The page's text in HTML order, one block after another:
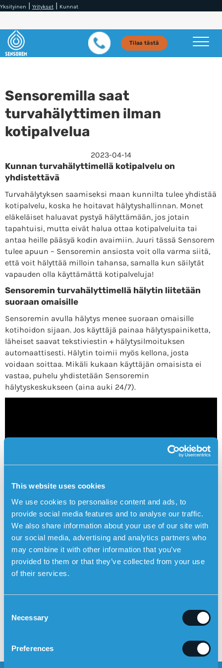
This website uses cookies
We use cookies to personalise content and ads, to
provide social media features and to analyse our traffic.
We also share information about your use of our site with
our social media, advertising and analytics partners who
may combine it with other information that you’ve
provided to them or that they’ve collected from your use
of their services.
Necessary
Preferences
Yksityinen | Yritykset | Kunnat
Tilaa tästä
Sensoremilla saat
turvahälyttimen ilman
kotipalvelua
2023-04-14
Kunnan turvahälyttimellä kotipalvelu on
yhdistettävä
Turvahälytyksen saamiseksi maan kunnilta tulee yhdistää
kotipalvelu, koska he hoitavat hälytyshallinnan. Monet
eläkeläiset haluavat pystyä hälyttämään, jos jotain
tapahtuisi, mutta eivät halua ottaa kotipalveluita tai
antaa heille pääsyä kodin avaimiin. Juuri tässä Sensorem
tulee apuun – Sensoremin ansiosta voit olla varma siitä,
että voit hälyttää milloin tahansa, samalla kun säilytät
vapauden olla käyttämättä kotipalveluja!
Sensoremin turvahälyttimellä hälytin liitetään
suoraan omaisille
Sensoremin avulla hälytys menee suoraan omaisille
kotihoidon sijaan. Jos käyttäjä painaa hälytyspainiketta,
läheiset saavat tekstiviestin + hälytysilmoituksen
automaattisesti. Hälytin toimii myös kellona, ​​josta
voidaan soittaa. Mikäli kukaan käyttäjän omaisista ei
vastaa, puhelu yhdistetään Sensoremin
hälytyskeskukseen (aina auki 24/7).
LUE LISÄÄ HÄLYTYKSEN TOIMINNOISTA
SAS Eurobonuksen kanssa
Käytä turvahälytintä